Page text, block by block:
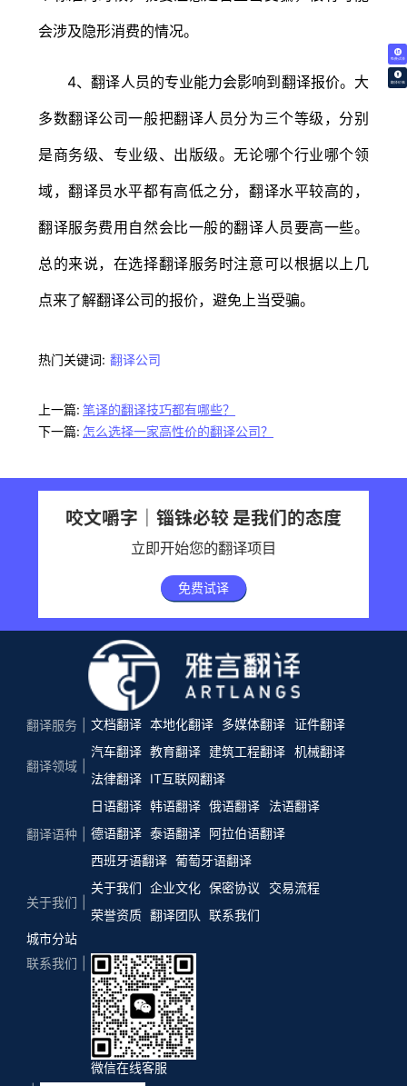
免费试译
翻译价格
会涉及隐形消费的情况。
4、翻译人员的专业能力会影响到翻译报价。大
多数翻译公司一般把翻译人员分为三个等级，分别
是商务级、专业级、出版级。无论哪个行业哪个领
域，翻译员水平都有高低之分，翻译水平较高的，
翻译服务费用自然会比一般的翻译人员要高一些。
总的来说，在选择翻译服务时注意可以根据以上几
点来了解翻译公司的报价，避免上当受骗。
热门关键词: 翻译公司
上一篇: 笔译的翻译技巧都有哪些？
下一篇: 怎么选择一家高性价的翻译公司？
咬文嚼字｜锱铢必较 是我们的态度
立即开始您的翻译项目
免费试译
翻译服务 文档翻译 本地化翻译 多媒体翻译 证件翻译
翻译领域
汽车翻译 教育翻译 建筑工程翻译 机械翻译
法律翻译
IT互联网翻译
翻译语种
日语翻译 韩语翻译 俄语翻译
法语翻译
德语翻译 泰语翻译 阿拉伯语翻译
西班牙语翻译 葡萄牙语翻译
关于我们
关于我们 企业文化 保密协议
交易流程
荣誉资质 翻译团队
联系我们
城市分站
联系我们
微信在线客服